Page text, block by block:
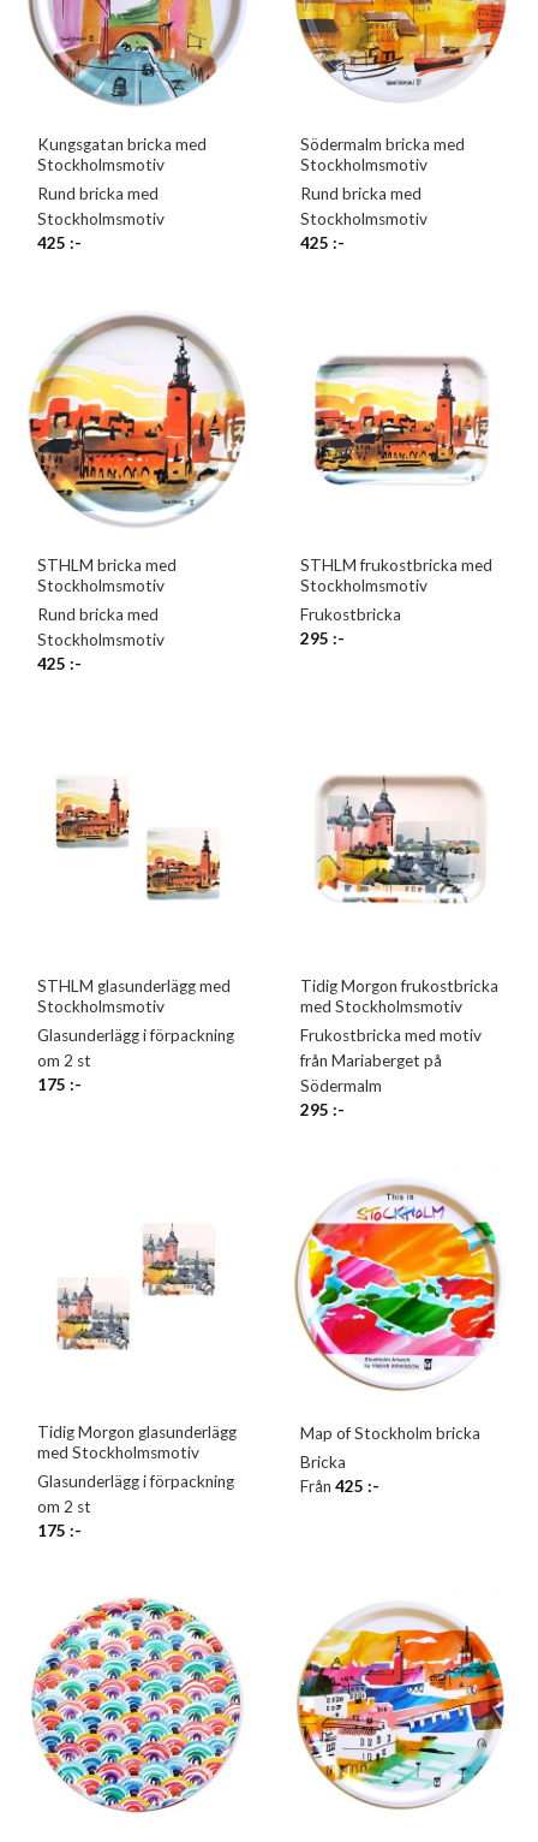
Kungsgatan bricka med
Stockholmsmotiv
Rund bricka med
Stockholmsmotiv
425:-
Södermalm bricka med
Stockholmsmotiv
Rund bricka med
Stockholmsmotiv
425:-
STHLM bricka med
Stockholmsmotiv
Rund bricka med
Stockholmsmotiv
425:-
STHLM frukostbricka med
Stockholmsmotiv
Frukostbricka
295:-
STHLM glasunderlägg med
Stockholmsmotiv
Glasunderlägg i förpackning
om 2 st
175:-
Tidig Morgon frukostbricka
med Stockholmsmotiv
Frukostbricka med motiv
från Mariaberget på
Södermalm
295:-
Tidig Morgon glasunderlägg
med Stockholmsmotiv
Glasunderlägg i förpackning
om 2 st
175:-
Map of Stockholm bricka
Bricka
Från425:-